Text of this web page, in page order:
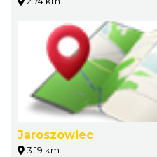
Jaroszowiec
3.19 km